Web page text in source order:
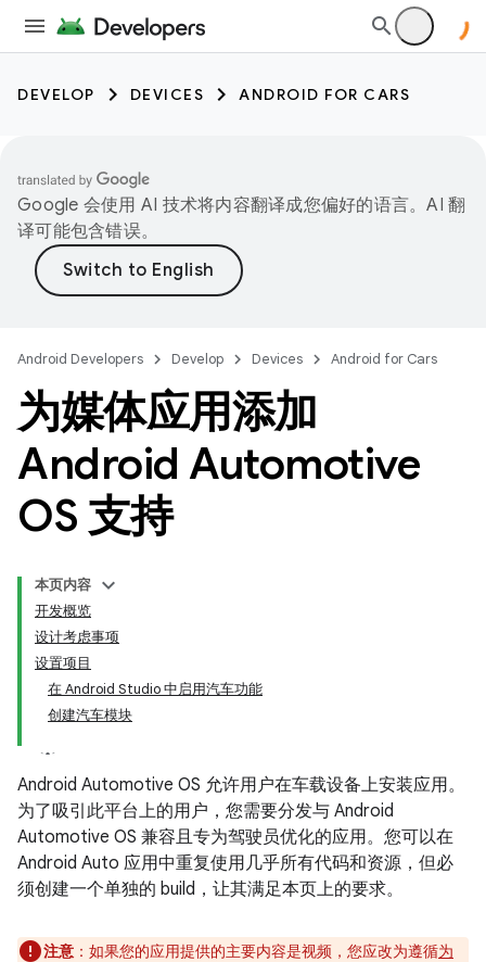
DEVELOP DEVICES ANDROID FOR CARS
Google 会使用 AI 技术将内容翻译成您偏好的语言。AI 翻
译可能包含错误。
Android Developers Develop Devices Android for Cars
为媒体应用添加
Android Automotive
OS 支持
本页内容
开发概览
设计考虑事项
设置项目
在 Android Studio 中启用汽车功能
创建汽车模块
Android Automotive OS 允许用户在车载设备上安装应用。
为了吸引此平台上的用户，您需要分发与 Android
Automotive OS 兼容且专为驾驶员优化的应用。您可以在
Android Auto 应用中重复使用几乎所有代码和资源，但必
须创建一个单独的 build，让其满足本页上的要求。
注意 ： 如果您的应用提供的主要内容是视频，您应改为遵循为